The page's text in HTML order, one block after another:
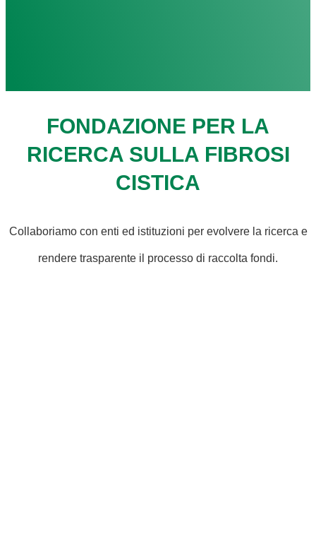
FONDAZIONE PER LA
RICERCA SULLA FIBROSI
CISTICA
Collaboriamo con enti ed istituzioni per evolvere la ricerca e
rendere trasparente il processo di raccolta fondi.